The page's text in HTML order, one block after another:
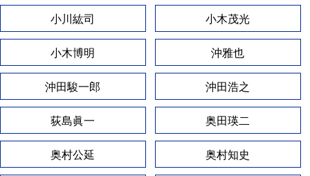
小川紘司 小木茂光
小木博明 沖雅也
沖田駿一郎 沖田浩之
荻島眞一 奥田瑛二
奥村公延 奥村知史